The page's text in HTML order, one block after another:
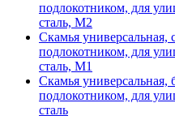
подлокотником, для
сталь, М2
Скамья
подлокотником, для
сталь, М1
Скамья
подлокотником, для
сталь